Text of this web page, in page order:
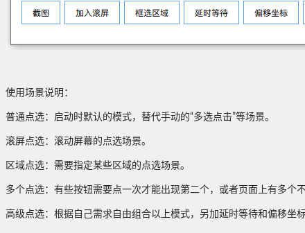
使用场景说明：
普通点选：启动时默认的模式，替代手动的“多选点击”等场景。
滚屏点选：滚动屏幕的点选场景。
区域点选：需要指定某些区域的点选场景。
多个点选：有些按钮需要点一次才能出现第二个，或者页面上有多个
高级点选：根据自己需求自由组合以上模式，另加延时等待和偏移坐标